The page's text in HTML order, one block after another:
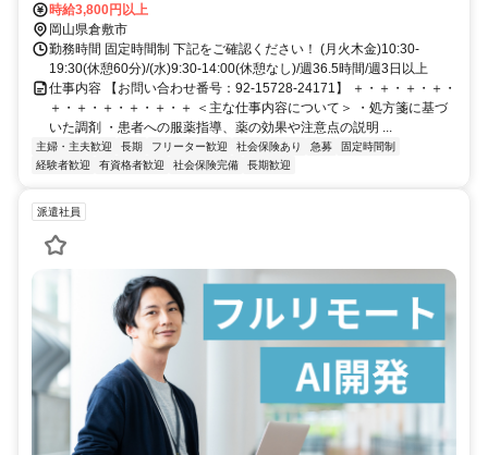
時給3,800円以上
岡山県倉敷市
勤務時間 固定時間制 下記をご確認ください！ (月火木金)10:30-
19:30(休憩60分)/(水)9:30-14:00(休憩なし)/週36.5時間/週3日以上
仕事内容 【お問い合わせ番号：92-15728-24171】 ＋・＋・＋・＋・
＋・＋・＋・＋・＋・＋ ＜主な仕事内容について＞ ・処方箋に基づ
いた調剤 ・患者への服薬指導、薬の効果や注意点の説明 ...
主婦・主夫歓迎 長期 フリーター歓迎 社会保険あり 急募
固定時間制
経験者歓迎
有資格者歓迎 社会保険完備 長期歓迎
派遣社員